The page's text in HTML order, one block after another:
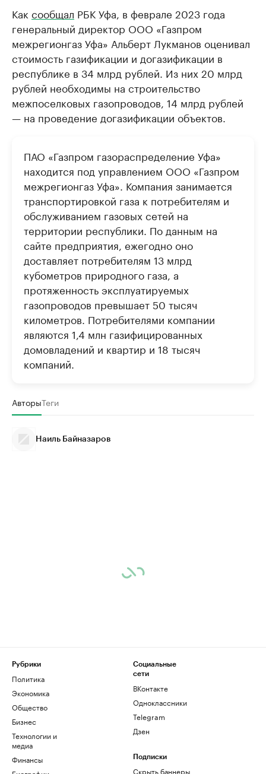
Как сообщал РБК Уфа, в феврале 2023 года
генеральный директор ООО «Газпром
межрегионгаз Уфа» Альберт Лукманов оценивал
стоимость газификации и догазификации в
республике в 34 млрд рублей. Из них 20 млрд
рублей необходимы на строительство
межпоселковых газопроводов, 14 млрд рублей
— на проведение догазификации объектов.
ПАО «Газпром газораспределение Уфа»
находится под управлением ООО «Газпром
межрегионгаз Уфа». Компания занимается
транспортировкой газа к потребителям и
обслуживанием газовых сетей на
территории республики. По данным на
сайте предприятия, ежегодно оно
доставляет потребителям 13 млрд
кубометров природного газа, а
протяженность эксплуатируемых
газопроводов превышает 50 тысяч
километров. Потребителями компании
являются 1,4 млн газифицированных
домовладений и квартир и 18 тысяч
компаний.
АвторыТеги
Наиль Байназаров
Рубрики
Политика
Экономика
Общество
Бизнес
Технологии и
медиа
Финансы
Социальные
сети
ВКонтакте
Одноклассники
Telegram
Дзен
Подписки
Скрыть баннеры